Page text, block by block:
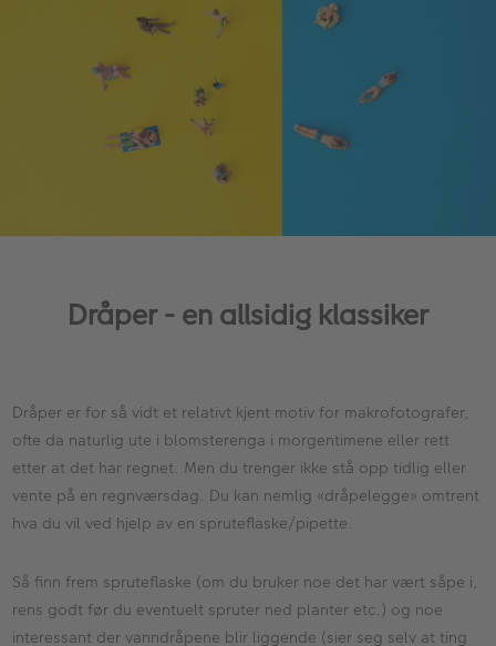
Dråper - en allsidig klassiker
Dråper er for så vidt et relativt kjent motiv for makrofotografer,
ofte da naturlig ute i blomsterenga i morgentimene eller rett
etter at det har regnet. Men du trenger ikke stå opp tidlig eller
vente på en regnværsdag. Du kan nemlig «dråpelegge» omtrent
hva du vil ved hjelp av en spruteflaske/pipette.
Så finn frem spruteflaske (om du bruker noe det har vært såpe i,
rens godt før du eventuelt spruter ned planter etc.) og noe
interessant der vanndråpene blir liggende (sier seg selv at ting